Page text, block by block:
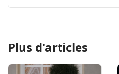
Plus d'articles